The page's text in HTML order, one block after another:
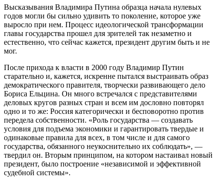
Высказывания Владимира Путина образца начала нулевых
годов могли бы сильно удивить то поколение, которое уже
выросло при нем. Процесс идеологической трансформации
главы государства прошел для зрителей так незаметно и
естественно, что сейчас кажется, президент другим быть и не
мог.
После прихода к власти в 2000 году Владимир Путин
старательно и, кажется, искренне пытался выстраивать образ
демократического правителя, творчески развивающего дело
Бориса Ельцина. Он много встречался с представителями
деловых кругов разных стран и всем им дословно повторял
одно и то же: Россия категорически и бесповоротно против
передела собственности. «Роль государства — создавать
условия для подъема экономики и гарантировать твердые и
одинаковые правила для всех, в том числе и для самого
государства, обязанного неукоснительно их соблюдать», —
твердил он. Вторым принципом, на котором настаивал новый
президент, было построение «независимой и эффективной
судебной системы».